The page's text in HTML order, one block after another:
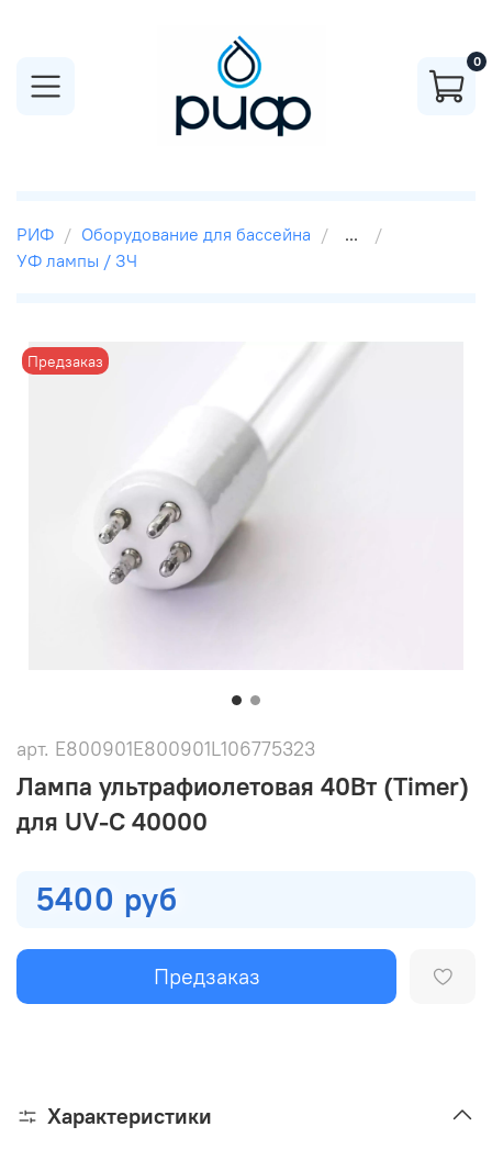
0
РИФ Оборудование для бассейна
...
УФ лампы / ЗЧ
Предзаказ
арт. Е800901E800901L106775323
Лампа ультрафиолетовая 40Вт (Timer)
для UV-C 40000
5400 руб
Предзаказ
Характеристики